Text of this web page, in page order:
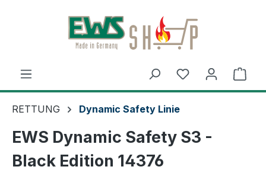
Zum Hauptinhalt springen
RETTUNG Dynamic Safety Linie
EWS Dynamic Safety S3 -
Black Edition 14376